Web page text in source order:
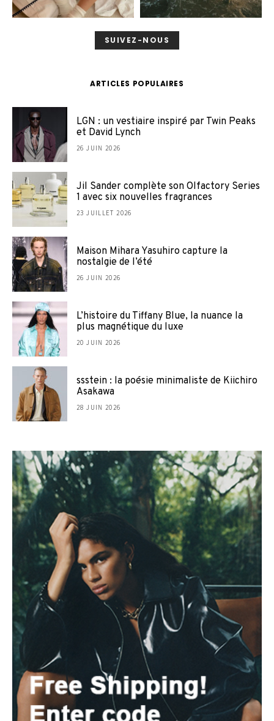
SUIVEZ-NOUS
ARTICLES POPULAIRES
LGN : un vestiaire inspiré par Twin Peaks
et David Lynch
26 JUIN 2026
Jil Sander complète son Olfactory Series
1 avec six nouvelles fragrances
23 JUILLET 2026
Maison Mihara Yasuhiro capture la
nostalgie de l’été
26 JUIN 2026
L’histoire du Tiffany Blue, la nuance la
plus magnétique du luxe
20 JUIN 2026
ssstein : la poésie minimaliste de Kiichiro
Asakawa
28 JUIN 2026